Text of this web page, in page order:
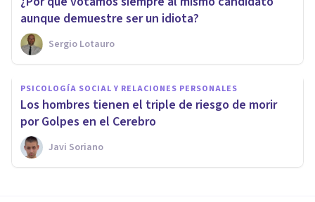
aunque demuestre ser un idiota?
Sergio Lotauro
PSICOLOGÍA SOCIAL Y RELACIONES PERSONALES
Los hombres tienen el triple de riesgo de morir
por Golpes en el Cerebro
Javi Soriano